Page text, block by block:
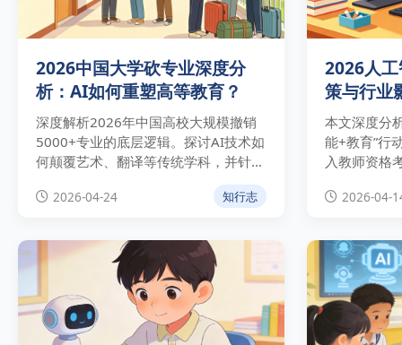
2026中国大学砍专业深度分
析：AI如何重塑高等教育？
深度解析2026年中国高校大规模撤销
5000+专业的底层逻辑。探讨AI技术如
何颠覆艺术、翻译等传统学科，并针对
“单一专业”的存废提供权威专家观点与
实操建议。
2026-04-24 知行志
2026人
策与行业
本文深度分
能+教育”行
入教师资格
权威数据，
2026-04-